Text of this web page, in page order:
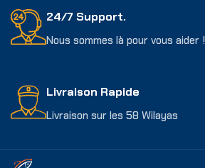
24/7 Support.
Nous sommes là pour vous aider !
Livraison Rapide
Livraison sur les 58 Wilayas